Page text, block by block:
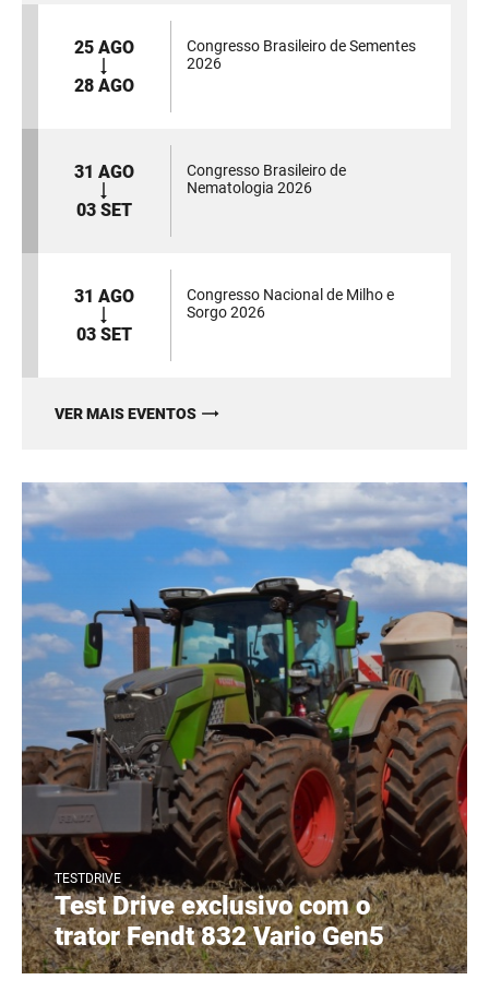
25 AGO
28 AGO
Congresso Brasileiro de Sementes
2026
31 AGO
03 SET
Congresso Brasileiro de
Nematologia 2026
31 AGO
03 SET
Congresso Nacional de Milho e
Sorgo 2026
VER MAIS EVENTOS
TESTDRIVE
Test Drive exclusivo com o
trator Fendt 832 Vario Gen5